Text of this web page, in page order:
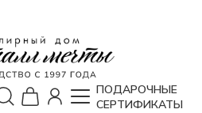
ПОДАРОЧНЫЕ
СЕРТИФИКАТЫ